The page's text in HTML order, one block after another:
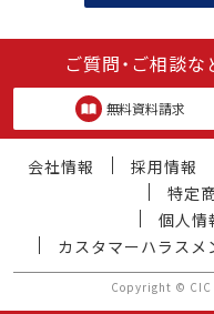
ご質問・ご相談
無料資料請求
会社情報 採用情報
特定
個人情
カスタマーハラスメ
Copyright ©